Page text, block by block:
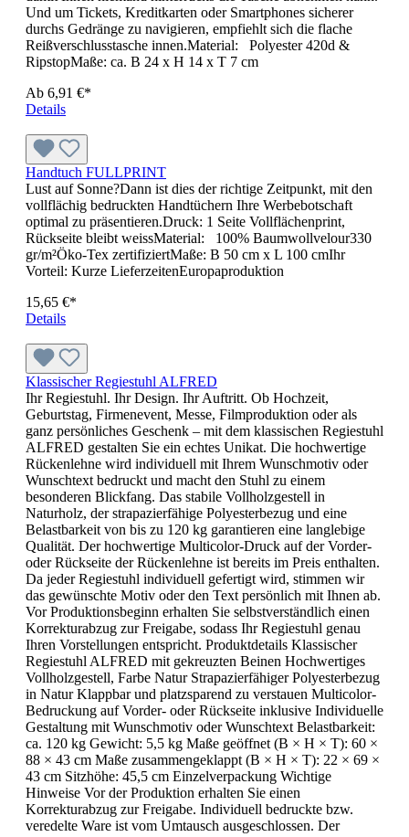
Flexfit Flat Peak Cap
Größe:XL| Produktfarbe:wine
6 Panel Cap ohne Verschluss Oberstoff: 87% Polyacryl, 11%
Wolle, 2% Elasthan Flacher Schirm6 gestickte Luftlöcher8
Ziernähte am SchildLaminierte FrontpanelsGröße S/M: 56 /
57 cmGröße L/XL: 58 / 59 cmPerfekte Passform durch
Elasthaneinsatz und Flexfit®-BandRückseite voll geschlossen
19,95 €*
Details
Gürteltasche Step
Produktfarbe:schwarz
Hält Ihnen gerne den Rücken freiLassen Sie sich von der
Bezeichnung Gürteltasche nicht verwirren: Diese farbenfrohe
Tasche ist für viele auch Hüfttasche, hip bag oder eben kleine
Umhängetasche, die ganz modisch quer über der Schulter
getragen wird. In jedem Fall hält Ihnen die sportliche Kleine
buchstäblich die Hände und den Rücken frei. Sie ist eine
ideale Ergänzung zu den anderen STEP-Taschen-Mitgliedern.
Und sie funktioniert natürlich auch alleine wunderbar. Ob es
mit kleinem Getränk und Schlüssel zum Radfahren und